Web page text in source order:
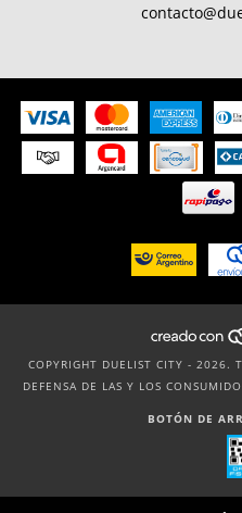
COPYRIGHT DUELIST CITY - 2026.
DEFENSA DE LAS Y LOS
BOTÓN DE